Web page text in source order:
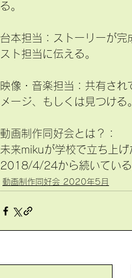
る。
台本担当：ストーリーが
スト担当に伝える。
映像・音楽担当：共有さ
メージ、もしくは見つける。
動画制作同好会とは？：
未来mikuが学校で立ち上げ
2018/4/24から続いてい
動画制作同好会 2020年5月